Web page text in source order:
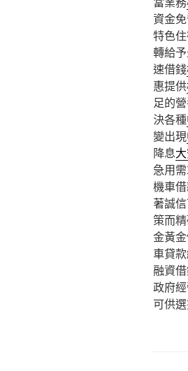
資金
特色
轉給
速借錢
惠提供
足的
決各種
變出現
降息
急用
機車
著誠
策而
金黃
車貸
融資
政府
可供